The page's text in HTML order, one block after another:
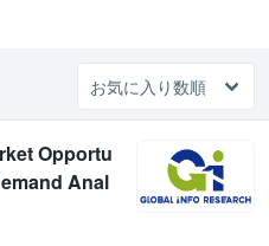
Opportu
Anal